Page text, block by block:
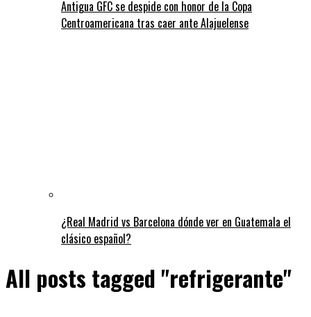
Antigua GFC se despide con honor de la Copa
Centroamericana tras caer ante Alajuelense
¿Real Madrid vs Barcelona dónde ver en Guatemala el
clásico español?
All posts tagged "refrigerante"